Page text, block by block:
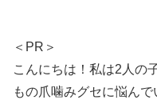
＜PR＞
こんにちは！私は2人の
もの爪噛みグセに悩んで